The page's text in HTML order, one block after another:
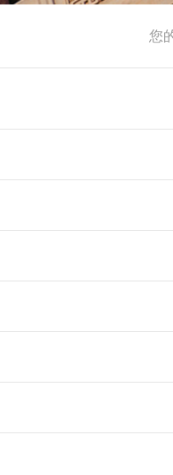
您